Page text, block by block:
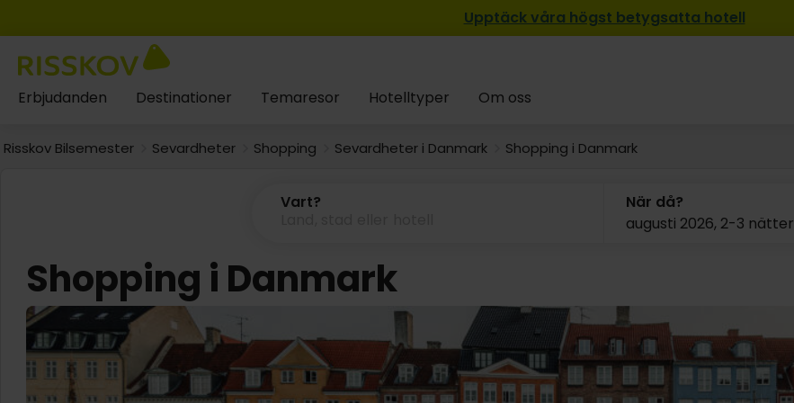
Upptäck våra högst betygsatta hotell
Erbjudanden Destinationer Temaresor Hotelltyper Om oss
Risskov Bilsemester Sevardheter Shopping Sevardheter i Danmark Shopping i Danmark
Vart?
När då?
augusti 2026, 2-3 nätter
Shopping i Danmark